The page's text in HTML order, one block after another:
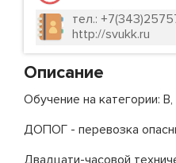
тел.:
http://svukk.ru
Описание
Обучение на категории: B,
ДОПОГ - перевозка
Двадцати-часовой